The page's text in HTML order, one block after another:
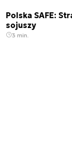
Polska SAFE:
sojuszy
3 min.